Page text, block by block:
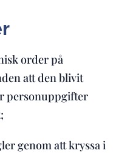
order på
att den blivit
personuppgifter
genom att kryssa i